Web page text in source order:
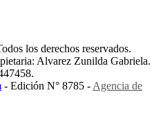
los derechos reservados.
Alvarez Zunilda Gabriela.
- Edición N° 8785 -Agencia de